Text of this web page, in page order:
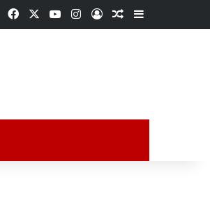
FacebookYouTubeInstagram
AccesoPublicación al
Barra lateral